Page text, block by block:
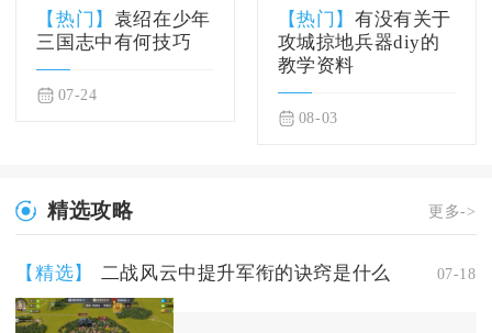
【热门】 袁绍在少年
三国志中有何技巧
07-24
【热门】有没有关于
攻城掠地兵器diy的
教学资料
08-03
精选攻略 更多->
【精选】 二战风云中提升军衔的诀窍是什么 07-18